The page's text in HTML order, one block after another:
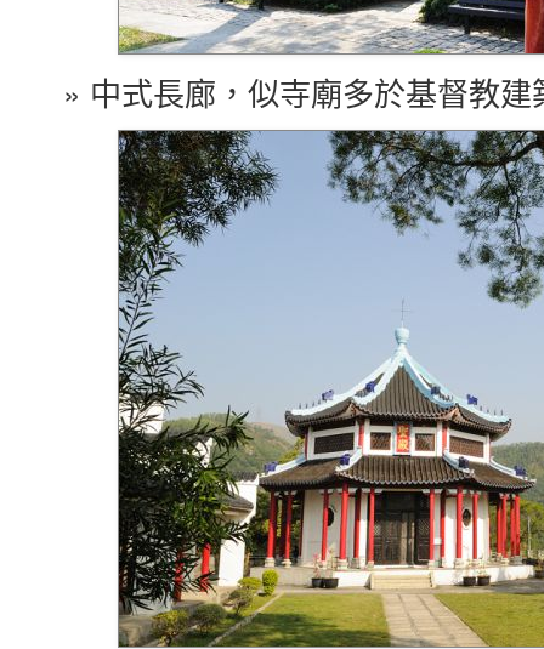
» 中式長廊，似寺廟多於基督教